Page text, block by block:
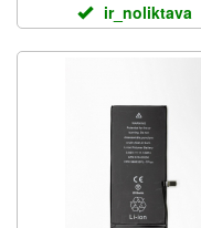
ir_noliktava